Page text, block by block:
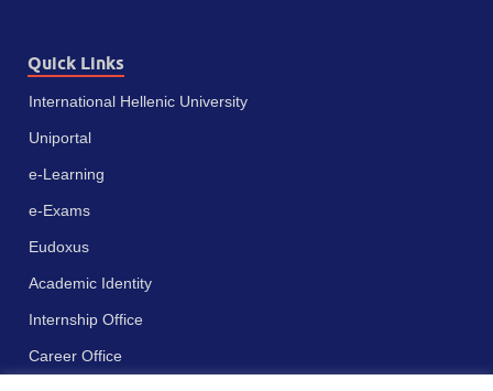
Quick Links
International Hellenic University
Uniportal
e-Learning
e-Exams
Eudoxus
Academic Identity
Internship Office
Career Office